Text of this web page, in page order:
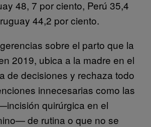
48, 7 por ciento, Perú 35,4
44,2 por ciento.
sobre el parto que la
2019, ubica a la madre en el
de decisiones y rechaza todo
innecesarias como las
quirúrgica en el
de rutina o que no se